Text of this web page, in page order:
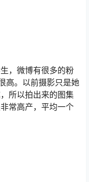
，微博有很多的粉
高。以前摄影只是她
所以拍出来的图集
常高产，平均一个